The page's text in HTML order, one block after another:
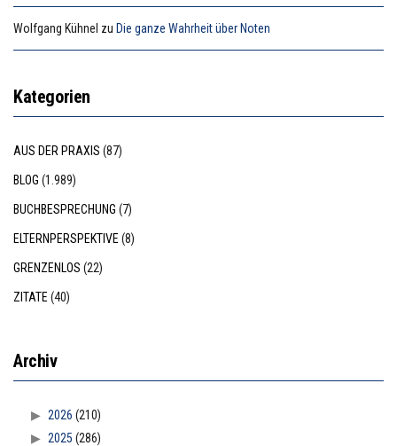
Wolfgang Kühnel zu Die ganze Wahrheit über Noten
Kategorien
AUS DER PRAXIS (87)
BLOG (1.989)
BUCHBESPRECHUNG (7)
ELTERNPERSPEKTIVE (8)
GRENZENLOS (22)
ZITATE (40)
Archiv
2026 (210)
2025 (286)